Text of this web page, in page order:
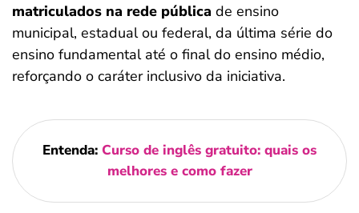
matriculados na rede pública de ensino
municipal, estadual ou federal, da última série do
ensino fundamental até o final do ensino médio,
reforçando o caráter inclusivo da iniciativa.
Entenda: Curso de inglês gratuito: quais os
melhores e como fazer